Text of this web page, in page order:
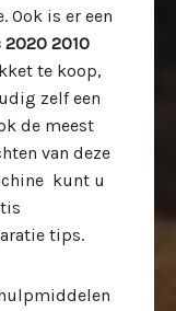
Ook is er een
2010
te koop,
zelf een
de meest
van deze
kunt u
tips.